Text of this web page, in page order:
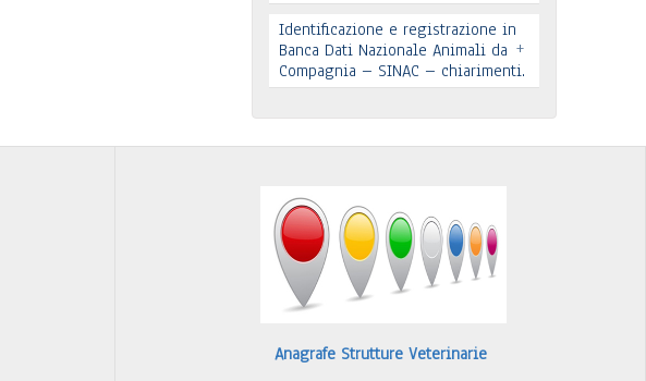
In allegato si pubblica lettera
pervenuta
Leggi tutto
Identificazione e registrazione in
Banca Dati Nazionale Animali da
Compagnia – SINAC – chiarimenti.
+
… Leggi tutto
Anagrafe Strutture Veterinarie